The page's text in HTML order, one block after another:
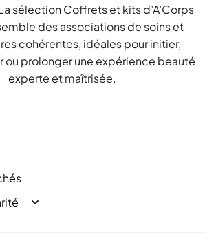
sélection Coffrets et kits d’A’Corps
des associations de soins et
cohérentes, idéales pour initier,
ou prolonger une expérience beauté
experte et maîtrisée.